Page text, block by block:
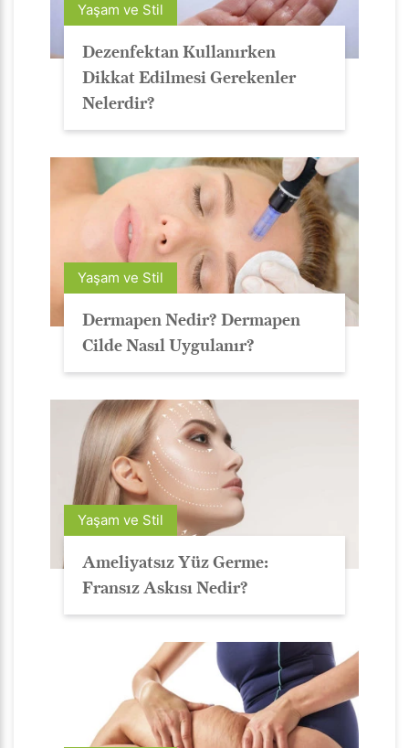
Yaşam ve Stil
Dezenfektan Kullanırken
Dikkat Edilmesi Gerekenler
Nelerdir?
Yaşam ve Stil
Dermapen Nedir? Dermapen
Cilde Nasıl Uygulanır?
Yaşam ve Stil
Ameliyatsız Yüz Germe:
Fransız Askısı Nedir?